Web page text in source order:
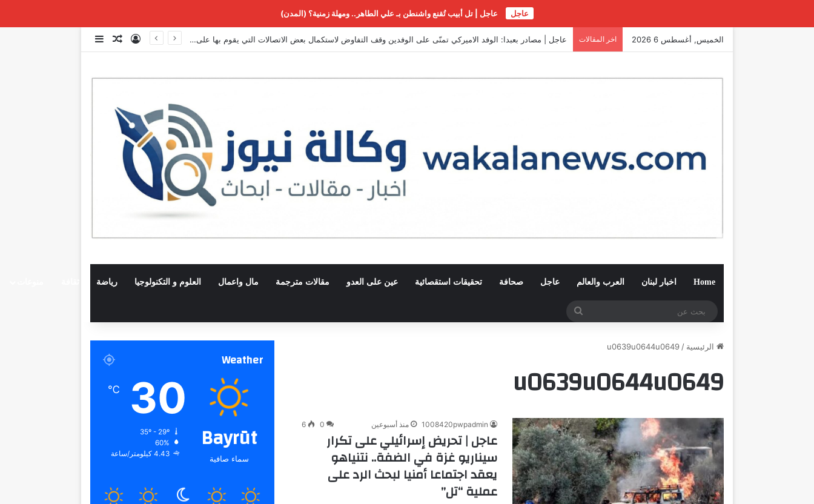
عاجل عاجل | تل أبيب تُقنع واشنطن بـ علي الطاهر.. ومهلة زمنية؟ (المدن)
الخميس, أغسطس 6 2026 اخر المقالات عاجل | مصادر بعبدا: الوفد الاميركي تمنّى على الوفدين وقف التفاوض لاستكمال بعض الاتصالات التي يقوم بها على صعيد المفاوضات تسجيل الدخول
مقال عشوائي
إضافة عمود جانبي
Home اخبار لبنان العرب والعالم عاجل صحافة تحقيقات استقصائية عين على العدو مقالات مترجمة مال واعمال العلوم و التكنولوجيا رياضة
الرئيسية /
u0639u0644u0649
u0639u0644u0649
1008420pwpadmin منذ أسبوعين 0
6
عاجل | تحريض إسرائيلي على تكرار
سيناريو غزة في الضفة.. نتنياهو
يعقد اجتماعا أمنيا لبحث الرد على
عملية “تل”
Weather
Bayrūt
سماء صافية
30
℃
60%
4.43 كيلومتر/ساعة